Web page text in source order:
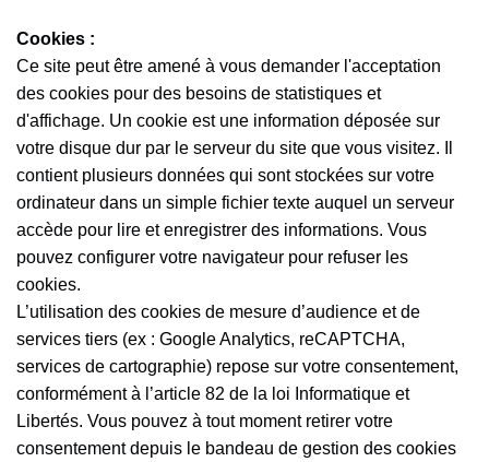
Cookies :
Ce site peut être amené à vous demander l'acceptation
des cookies pour des besoins de statistiques et
d'affichage. Un cookie est une information déposée sur
votre disque dur par le serveur du site que vous visitez. Il
contient plusieurs données qui sont stockées sur votre
ordinateur dans un simple fichier texte auquel un serveur
accède pour lire et enregistrer des informations. Vous
pouvez configurer votre navigateur pour refuser les
cookies.
L’utilisation des cookies de mesure d’audience et de
services tiers (ex : Google Analytics, reCAPTCHA,
services de cartographie) repose sur votre consentement,
conformément à l’article 82 de la loi Informatique et
Libertés. Vous pouvez à tout moment retirer votre
consentement depuis le bandeau de gestion des cookies